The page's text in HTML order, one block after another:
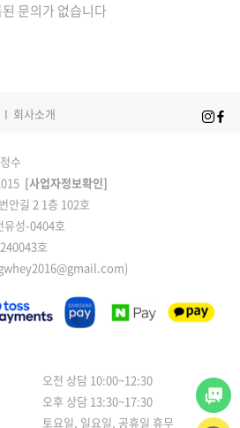
문의가 없습니다
I 회사소개
수
[사업자정보확인]
안길 2 1층 102호
유성-0404호
호
오전 상담 10:00~12:30
오후 상담 13:30~17:30
토요일, 일요일, 공휴일 휴무